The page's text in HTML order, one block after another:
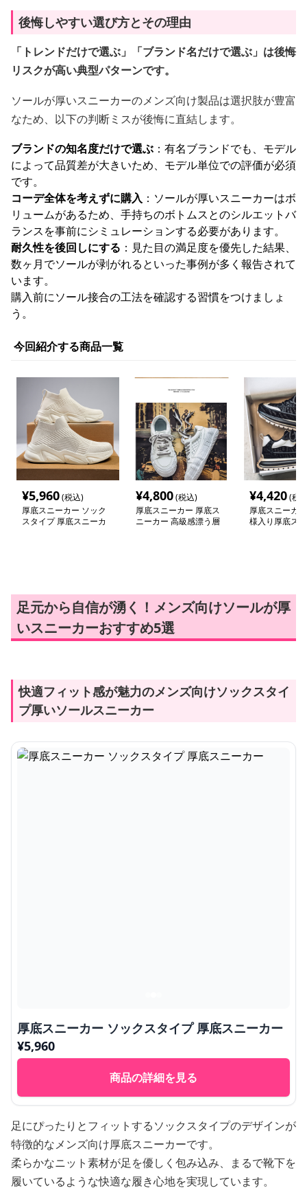
後悔しやすい選び方とその理由
「トレンドだけで選ぶ」「ブランド名だけで選ぶ」は後悔
リスクが高い典型パターンです。
ソールが厚いスニーカーのメンズ向け製品は選択肢が豊富
なため、以下の判断ミスが後悔に直結します。
ブランドの知名度だけで選ぶ ：有名ブランドでも、モデル
によって品質差が大きいため、モデル単位での評価が必須
です。
コーデ全体を考えずに購入 ：ソールが厚いスニーカーはボ
リュームがあるため、手持ちのボトムスとのシルエットバ
ランスを事前にシミュレーションする必要があります。
耐久性を後回しにする ：見た目の満足度を優先した結果、
数ヶ月でソールが剥がれるといった事例が多く報告されて
います。
購入前にソール接合の工法を確認する習慣をつけましょ
う。
今回紹介する商品一覧
¥5,960(税込)
厚底スニーカー ソック
スタイプ 厚底スニーカ
¥4,800(税込)
厚底スニーカー 厚底ス
ニーカー 高級感漂う層
¥4,420(税
厚底スニーカ
様入り厚底ス
足元から自信が湧く！メンズ向けソールが厚
いスニーカーおすすめ5選
快適フィット感が魅力のメンズ向けソックスタイ
プ厚いソールスニーカー
厚底スニーカー ソックスタイプ 厚底スニーカー
¥5,960
商品の詳細を見る
足にぴったりとフィットするソックスタイプのデザインが
特徴的なメンズ向け厚底スニーカーです。
柔らかなニット素材が足を優しく包み込み、まるで靴下を
履いているような快適な履き心地を実現しています。